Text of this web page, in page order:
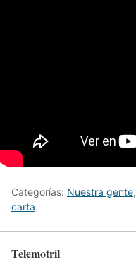
Categorías: Nuestra gente,
carta
Telemotril